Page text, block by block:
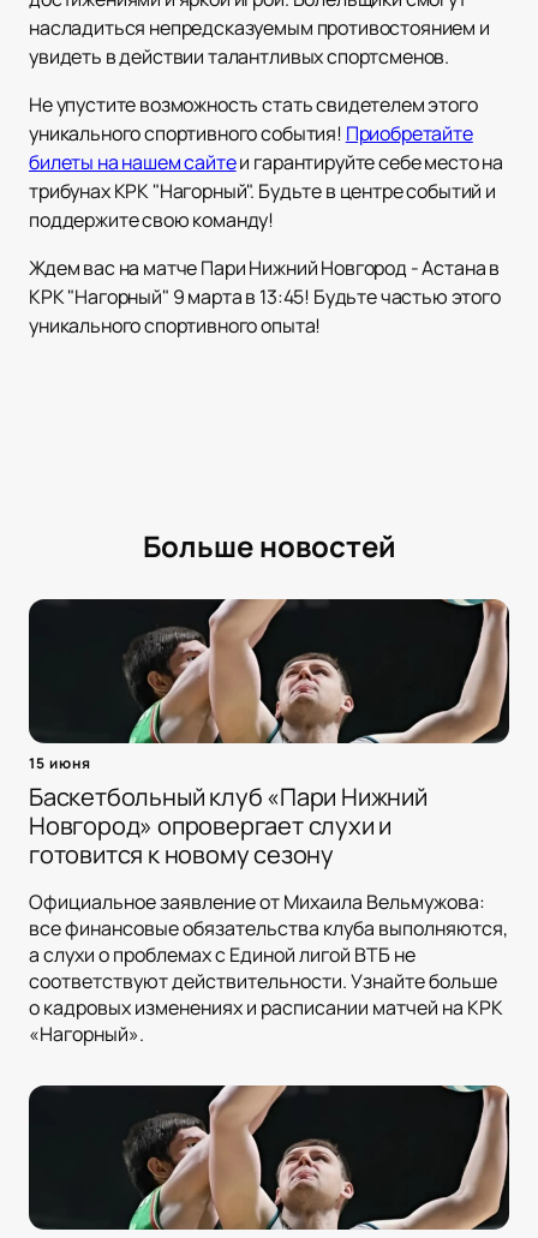
насладиться непредсказуемым противостоянием и
увидеть в действии талантливых спортсменов.
Не упустите возможность стать свидетелем этого
уникального спортивного события! Приобретайте
билеты на нашем сайтеи гарантируйте себе место на
трибунах КРК "Нагорный". Будьте в центре событий и
поддержите свою команду!
Ждем вас на матче Пари Нижний Новгород - Астана в
КРК "Нагорный" 9 марта в 13:45! Будьте частью этого
уникального спортивного опыта!
Больше новостей
15 июня
Баскетбольный клуб «Пари Нижний
Новгород» опровергает слухи и
готовится к новому сезону
Официальное заявление от Михаила Вельмужова:
все финансовые обязательства клуба выполняются,
а слухи о проблемах с Единой лигой ВТБ не
соответствуют действительности. Узнайте больше
о кадровых изменениях и расписании матчей на КРК
«Нагорный».